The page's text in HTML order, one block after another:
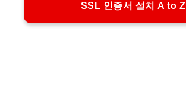
SSL 인증서 설치 A to Z